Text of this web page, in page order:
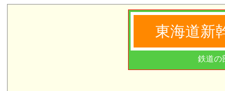
東海道新
鉄道の